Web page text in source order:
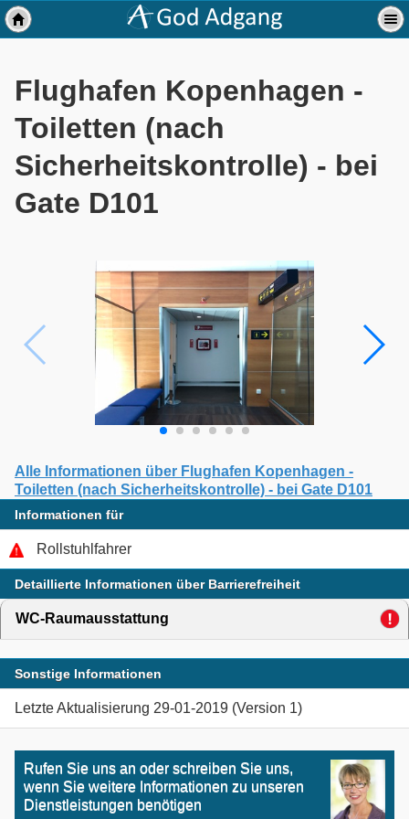
Flughafen Kopenhagen -
Toiletten (nach
Sicherheitskontrolle) - bei
Gate D101
Alle Informationen über Flughafen Kopenhagen -
Toiletten (nach Sicherheitskontrolle) - bei Gate D101
Informationen für
Rollstuhlfahrer
Detaillierte Informationen über Barrierefreiheit
WC-Raumausstattung
Sonstige Informationen
Letzte Aktualisierung 29-01-2019 (Version 1)
Rufen Sie uns an oder schreiben Sie uns,
wenn Sie weitere Informationen zu unseren
Dienstleistungen benötigen